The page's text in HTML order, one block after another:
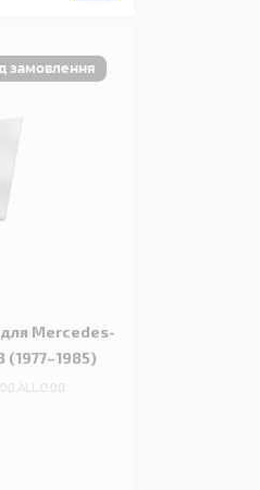
Mercedes-
(1977–1985)